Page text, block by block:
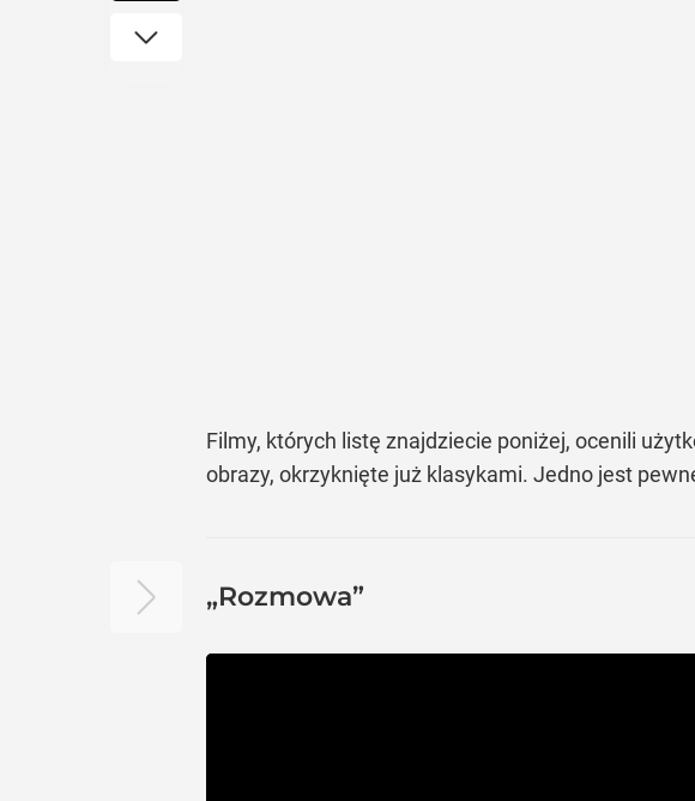
Filmy, których listę znajdziecie poniżej, ocenili
obrazy, okrzyknięte już klasykami. Jedno jest
„Rozmowa”